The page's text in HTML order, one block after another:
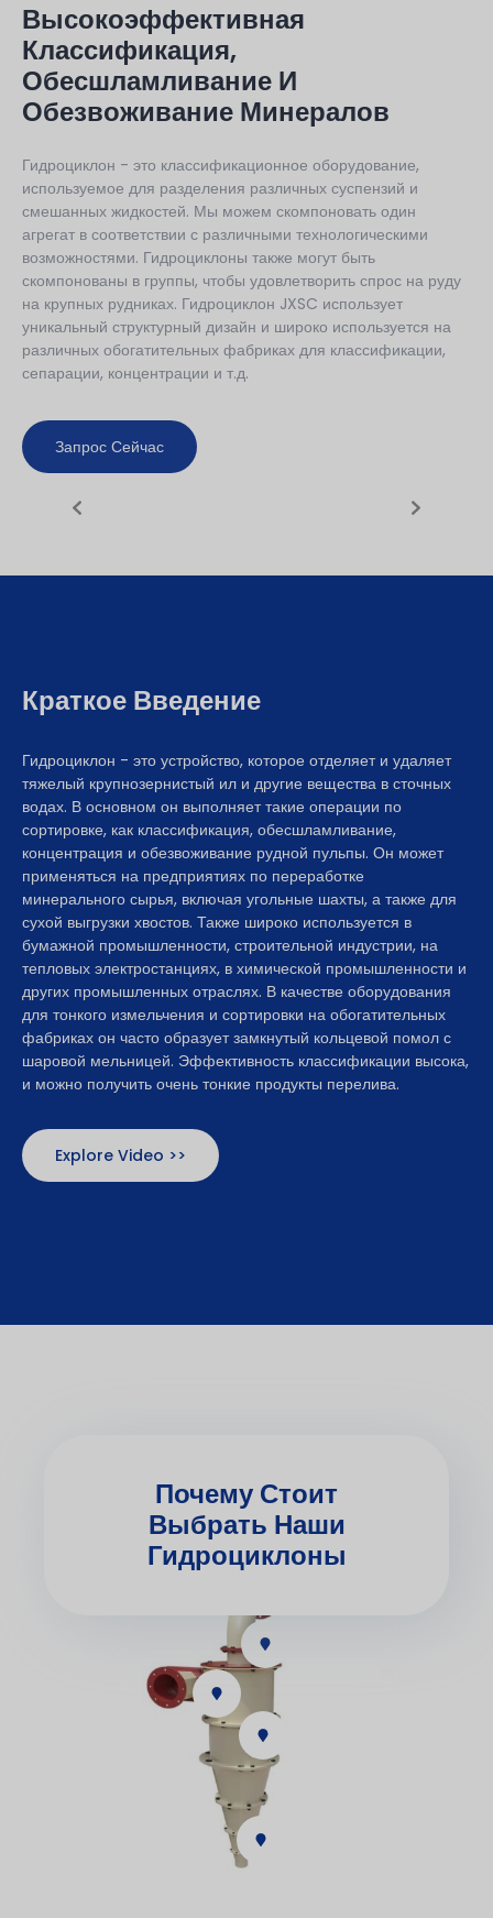
Высокоэффективная
Классификация,
Обесшламливание И
Обезвоживание Минералов
Гидроциклон - это классификационное оборудование,
используемое для разделения различных суспензий и
смешанных жидкостей. Мы можем скомпоновать один
агрегат в соответствии с различными технологическими
возможностями. Гидроциклоны также могут быть
скомпонованы в группы, чтобы удовлетворить спрос на руду
на крупных рудниках. Гидроциклон JXSC использует
уникальный структурный дизайн и широко используется на
различных обогатительных фабриках для классификации,
сепарации, концентрации и т.д.
Запрос Сейчас
Краткое Введение
Гидроциклон - это устройство, которое отделяет и удаляет
тяжелый крупнозернистый ил и другие вещества в сточных
водах. В основном он выполняет такие операции по
сортировке, как классификация, обесшламливание,
концентрация и обезвоживание рудной пульпы. Он может
применяться на предприятиях по переработке
минерального сырья, включая угольные шахты, а также для
сухой выгрузки хвостов. Также широко используется в
бумажной промышленности, строительной индустрии, на
тепловых электростанциях, в химической промышленности и
других промышленных отраслях. В качестве оборудования
для тонкого измельчения и сортировки на обогатительных
фабриках он часто образует замкнутый кольцевой помол с
шаровой мельницей. Эффективность классификации высока,
и можно получить очень тонкие продукты перелива.
Explore Video >>
Почему Стоит
Выбрать Наши
Гидроциклоны